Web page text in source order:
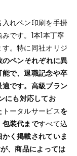
れペン印刷を手掛
です。1本1本丁寧
。特に同社オリジ
ペンそれぞれに異
で、退職記念や卒
です。高級ブラン
にも対応してお
トータルサービスを
装代まですべて込
く掲載されていま
、商品によっては